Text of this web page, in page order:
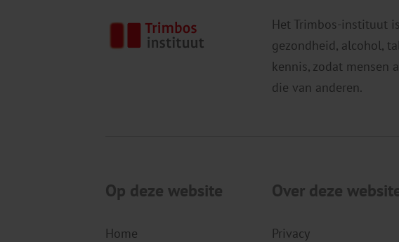
Het Trimbos-instituut
gezondheid, alcohol,
kennis, zodat mensen
die van anderen.
Op deze website
Home
Over deze
Privacy